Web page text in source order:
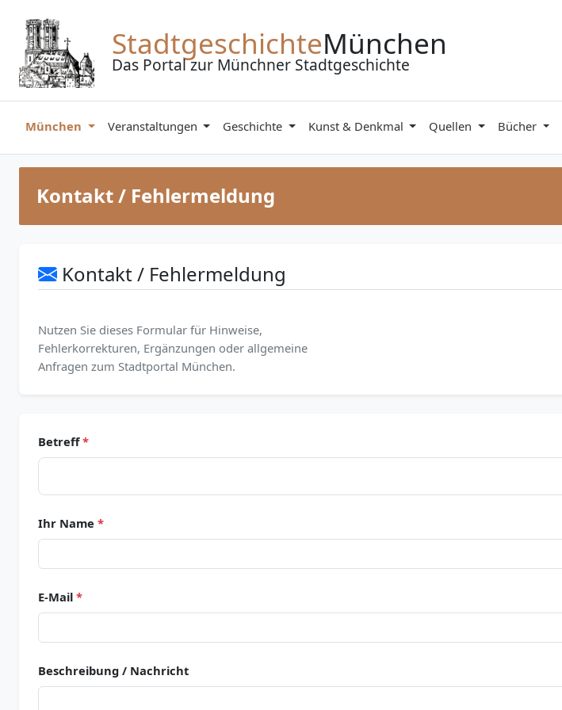
StadtgeschichteMünchen
Das Portal zur Münchner Stadtgeschichte
München Veranstaltungen Geschichte Kunst & Denkmal Quellen Bücher
Kontakt / Fehlermeldung
Kontakt / Fehlermeldung
Nutzen Sie dieses Formular für Hinweise,
Fehlerkorrekturen, Ergänzungen oder allgemeine
Anfragen zum Stadtportal München.
Betreff*
Ihr Name *
E-Mail *
Beschreibung / Nachricht